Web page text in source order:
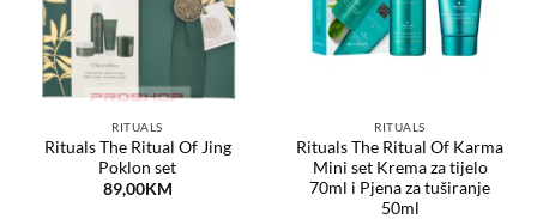
RITUALS
Rituals The Ritual Of Jing
Poklon set
89,00KM
RITUALS
Rituals The Ritual Of Karma
Mini set Krema za tijelo
70ml i Pjena za tuširanje
50ml